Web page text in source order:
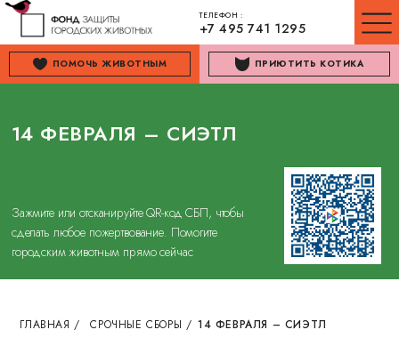
ТЕЛЕФОН :
+7 495 741 1295
ПОМОЧЬ ЖИВОТНЫМ ПРИЮТИТЬ КОТИКА
14 ФЕВРАЛЯ – СИЭТЛ
Зажмите или отсканируйте QR-код СБП, чтобы
сделать любое пожертвование. Помогите
городским животным прямо сейчас
ГЛАВНАЯ / СРОЧНЫЕ СБОРЫ / 14 ФЕВРАЛЯ – СИЭТЛ